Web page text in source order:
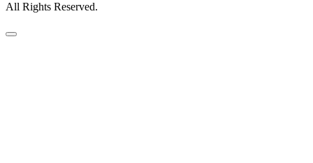
All Rights Reserved.